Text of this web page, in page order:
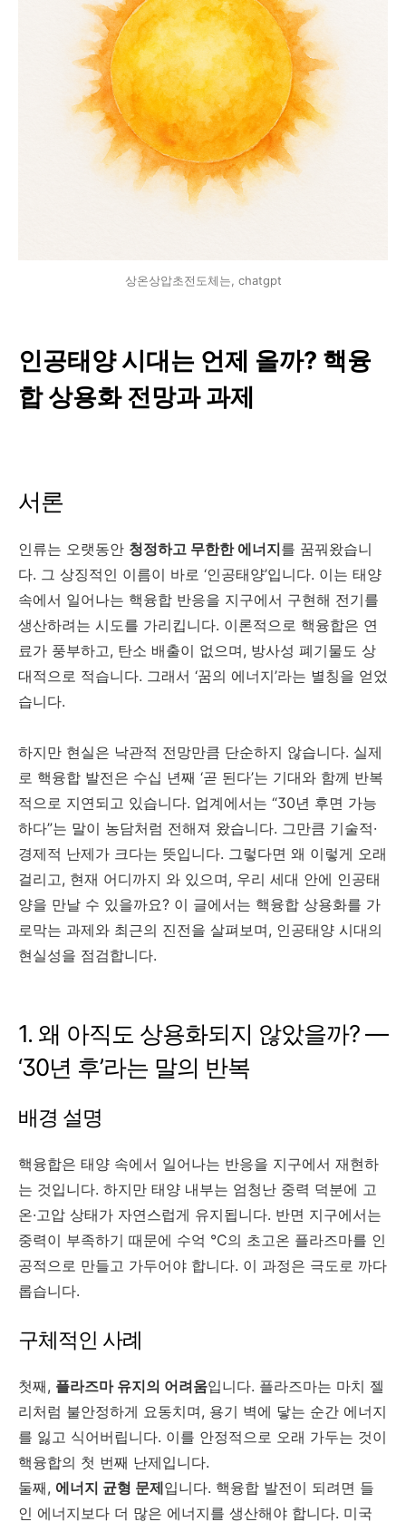
상온상압초전도체는, chatgpt
인공태양 시대는 언제 올까? 핵융
합 상용화 전망과 과제
서론
인류는 오랫동안 청정하고 무한한 에너지를 꿈꿔왔습니
다. 그 상징적인 이름이 바로 ‘인공태양’입니다. 이는 태양
속에서 일어나는 핵융합 반응을 지구에서 구현해 전기를
생산하려는 시도를 가리킵니다. 이론적으로 핵융합은 연
료가 풍부하고, 탄소 배출이 없으며, 방사성 폐기물도 상
대적으로 적습니다. 그래서 ‘꿈의 에너지’라는 별칭을 얻었
습니다.
하지만 현실은 낙관적 전망만큼 단순하지 않습니다. 실제
로 핵융합 발전은 수십 년째 ‘곧 된다’는 기대와 함께 반복
적으로 지연되고 있습니다. 업계에서는 “30년 후면 가능
하다”는 말이 농담처럼 전해져 왔습니다. 그만큼 기술적·
경제적 난제가 크다는 뜻입니다. 그렇다면 왜 이렇게 오래
걸리고, 현재 어디까지 와 있으며, 우리 세대 안에 인공태
양을 만날 수 있을까요? 이 글에서는 핵융합 상용화를 가
로막는 과제와 최근의 진전을 살펴보며, 인공태양 시대의
현실성을 점검합니다.
1. 왜 아직도 상용화되지 않았을까? —
‘30년 후’라는 말의 반복
배경 설명
핵융합은 태양 속에서 일어나는 반응을 지구에서 재현하
는 것입니다. 하지만 태양 내부는 엄청난 중력 덕분에 고
온·고압 상태가 자연스럽게 유지됩니다. 반면 지구에서는
중력이 부족하기 때문에 수억 °C의 초고온 플라즈마를 인
공적으로 만들고 가두어야 합니다. 이 과정은 극도로 까다
롭습니다.
구체적인 사례
첫째, 플라즈마 유지의 어려움입니다. 플라즈마는 마치 젤
리처럼 불안정하게 요동치며, 용기 벽에 닿는 순간 에너지
를 잃고 식어버립니다. 이를 안정적으로 오래 가두는 것이
핵융합의 첫 번째 난제입니다.
둘째, 에너지 균형 문제입니다. 핵융합 발전이 되려면 들
인 에너지보다 더 많은 에너지를 생산해야 합니다. 미국